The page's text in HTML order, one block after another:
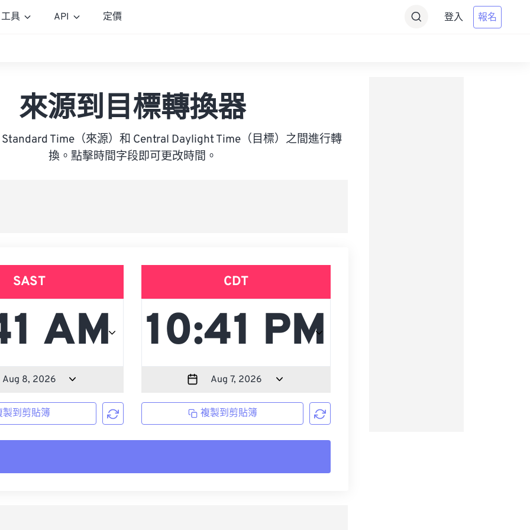
工具 API 定價 登入 報名
來源到目標轉換器
Time（來源）和 Central Daylight Time（目標）之間進行轉
換。點擊時間字段即可更改時間。
SAST
製到剪貼簿
CDT
複製到剪貼簿